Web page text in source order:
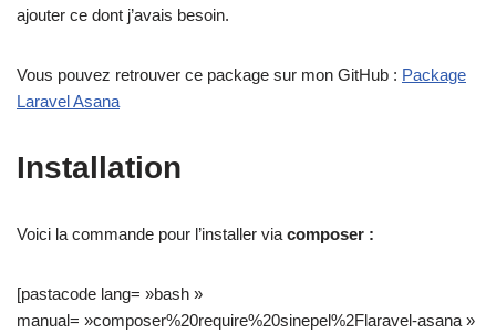
ajouter ce dont j’avais besoin.
Vous pouvez retrouver ce package sur mon GitHub : Package
Laravel Asana
Installation
Voici la commande pour l’installer via composer :
[pastacode lang= »bash »
manual= »composer%20require%20sinepel%2Flaravel-asana »